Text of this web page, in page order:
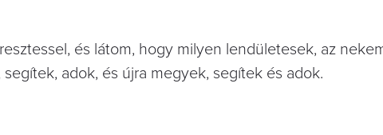
és látom, hogy milyen lendületesek, az
adok, és újra megyek, segítek és adok.